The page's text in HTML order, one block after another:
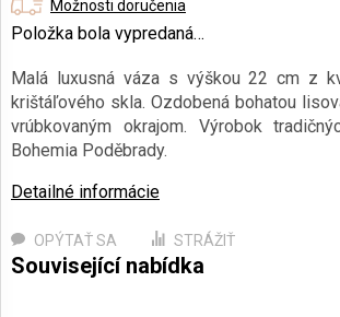
Možnosti doručenia
Položka bola vypredaná…
Malá luxusná váza s výškou 22 cm z
krištáľového skla. Ozdobená bohatou
vrúbkovaným okrajom. Výrobok
Bohemia Poděbrady.
Detailné informácie
OPÝTAŤ SA STRÁŽIŤ